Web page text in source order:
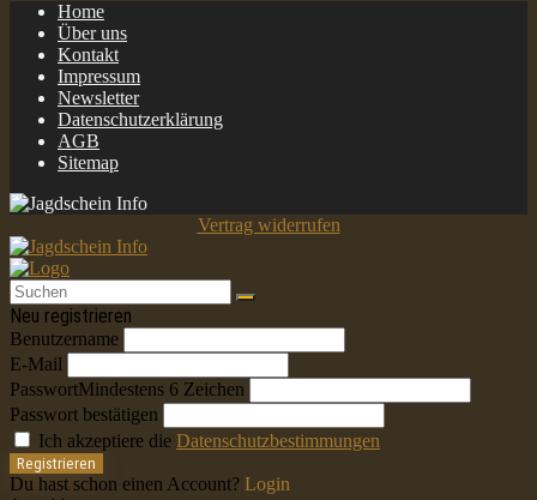
Home
Über uns
Kontakt
Impressum
Newsletter
Datenschutzerklärung
AGB
Sitemap
Vertrag widerrufen
Neu registrieren
Benutzername
E-Mail
PasswortMindestens 6 Zeichen
Passwort bestätigen
Ich akzeptiere die Datenschutzbestimmungen
Registrieren
Du hast schon einen Account? Login